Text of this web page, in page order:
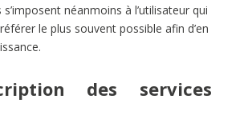
néanmoins à l’utilisateur qui
le plus souvent possible afin d’en
des services